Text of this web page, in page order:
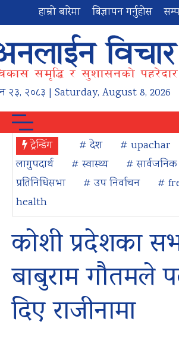
हाम्रो बारेमा बिज्ञापन गर्नुहोस
२३, २०८३ | Saturday, August 8, 2026
ट्रेन्डिंग # देश # upachar
लागुपदार्थ
# स्वास्थ्य # सार्वजनिक
प्रतिनिधिसभा
# उप निर्वाचन #
health
कोशी प्रदेशका
बाबुराम गौतमले
दिए राजीनामा